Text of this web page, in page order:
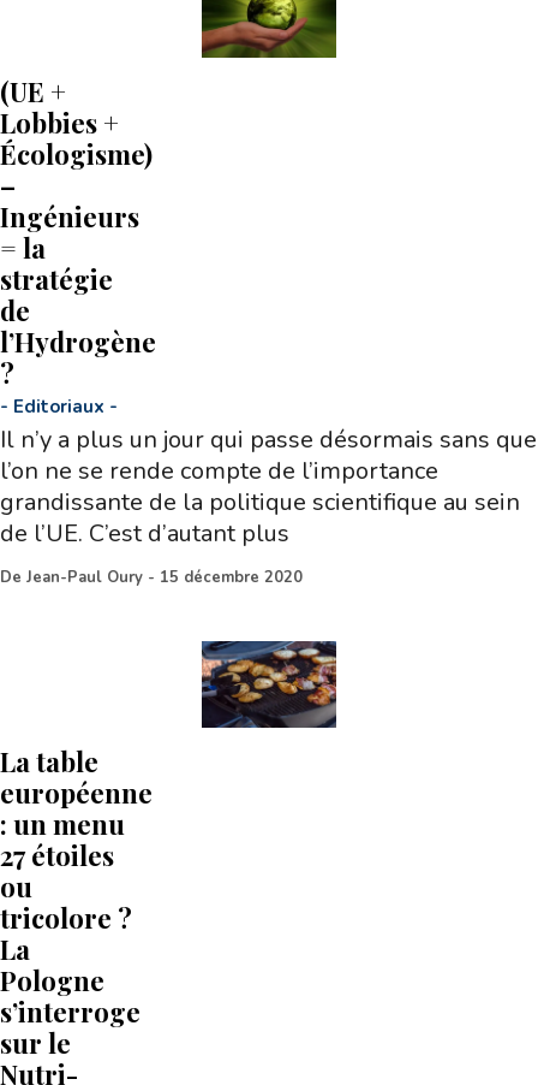
(UE +
Lobbies +
Écologisme)
–
Ingénieurs
= la
stratégie
de
l’Hydrogène
?
- Editoriaux -
Il n’y a plus un jour qui passe désormais sans que
l’on ne se rende compte de l’importance
grandissante de la politique scientifique au sein
de l’UE. C’est d’autant plus
De Jean-Paul Oury - 15 décembre 2020
La table
européenne
: un menu
27 étoiles
ou
tricolore ?
La
Pologne
s’interroge
sur le
Nutri-